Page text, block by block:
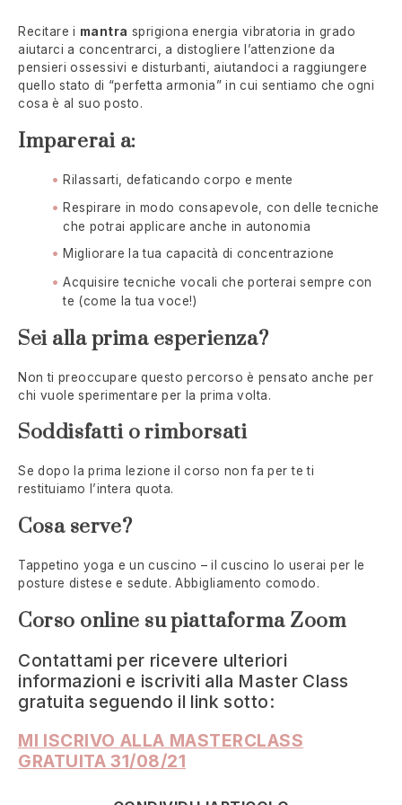
Recitare i mantra sprigiona energia vibratoria in grado
aiutarci a concentrarci, a distogliere l’attenzione da
pensieri ossessivi e disturbanti, aiutandoci a raggiungere
quello stato di “perfetta armonia” in cui sentiamo che ogni
cosa è al suo posto.
Imparerai a:
Rilassarti, defaticando corpo e mente
Respirare in modo consapevole, con delle tecniche
che potrai applicare anche in autonomia
Migliorare la tua capacità di concentrazione
Acquisire tecniche vocali che porterai sempre con
te (come la tua voce!)
Sei alla prima esperienza?
Non ti preoccupare questo percorso è pensato anche per
chi vuole sperimentare per la prima volta.
Soddisfatti o rimborsati
Se dopo la prima lezione il corso non fa per te ti
restituiamo l’intera quota.
Cosa serve?
Tappetino yoga e un cuscino – il cuscino lo userai per le
posture distese e sedute. Abbigliamento comodo.
Corso online su piattaforma Zoom
Contattami per ricevere ulteriori
informazioni e iscriviti alla Master Class
gratuita seguendo il link sotto:
MI ISCRIVO ALLA MASTERCLASS
GRATUITA 31/08/21